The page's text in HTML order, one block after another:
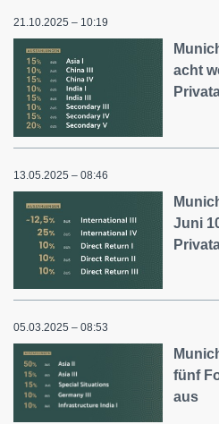
21.10.2025 – 10:19
acht
13.05.2025 – 08:46
Juni
05.03.2025 – 08:53
fünf
aus